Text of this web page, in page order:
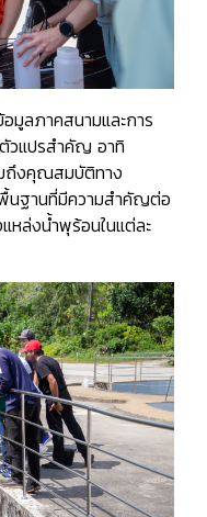
มูลภาคสนามและการ
ตัวแปรสำคัญ อาทิ
ถึงคุณสมบัติทาง
นฐานที่มีความสำคัญต่อ
หล่งน้ำพุร้อนในแต่ละ